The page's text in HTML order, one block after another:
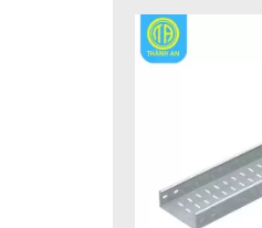
Cấu tạo &